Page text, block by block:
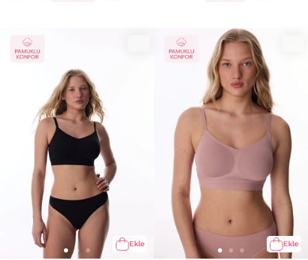
Ekle Ekle